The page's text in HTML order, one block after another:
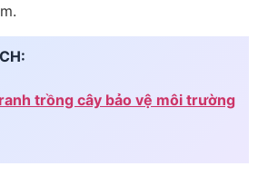
trồng cây bảo vệ môi trường